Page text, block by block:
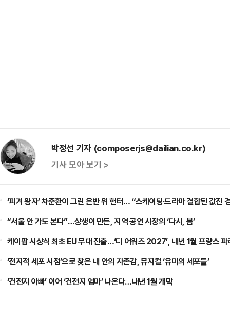
박정선 기자 (composerjs@dailian.co.kr)
기사 모아 보기 >
‘피겨 왕자’ 차준환이 그린 은반 위 헌터… “스케이팅·드라마 결합된 값진
“서울 안 가도 본다”…상생이 만든, 지역 공연 시장의 ‘다시, 봄’
케이팝 시상식 최초 EU 무대 진출…‘디 어워즈 2027’, 내년 1월 프랑스 파
‘전지적 세포 시점’으로 찾은 내 안의 자존감, 뮤지컬 ‘유미의 세포들’
‘건전지 아빠’ 이어 ‘건전지 엄마’ 나온다…내년 1월 개막